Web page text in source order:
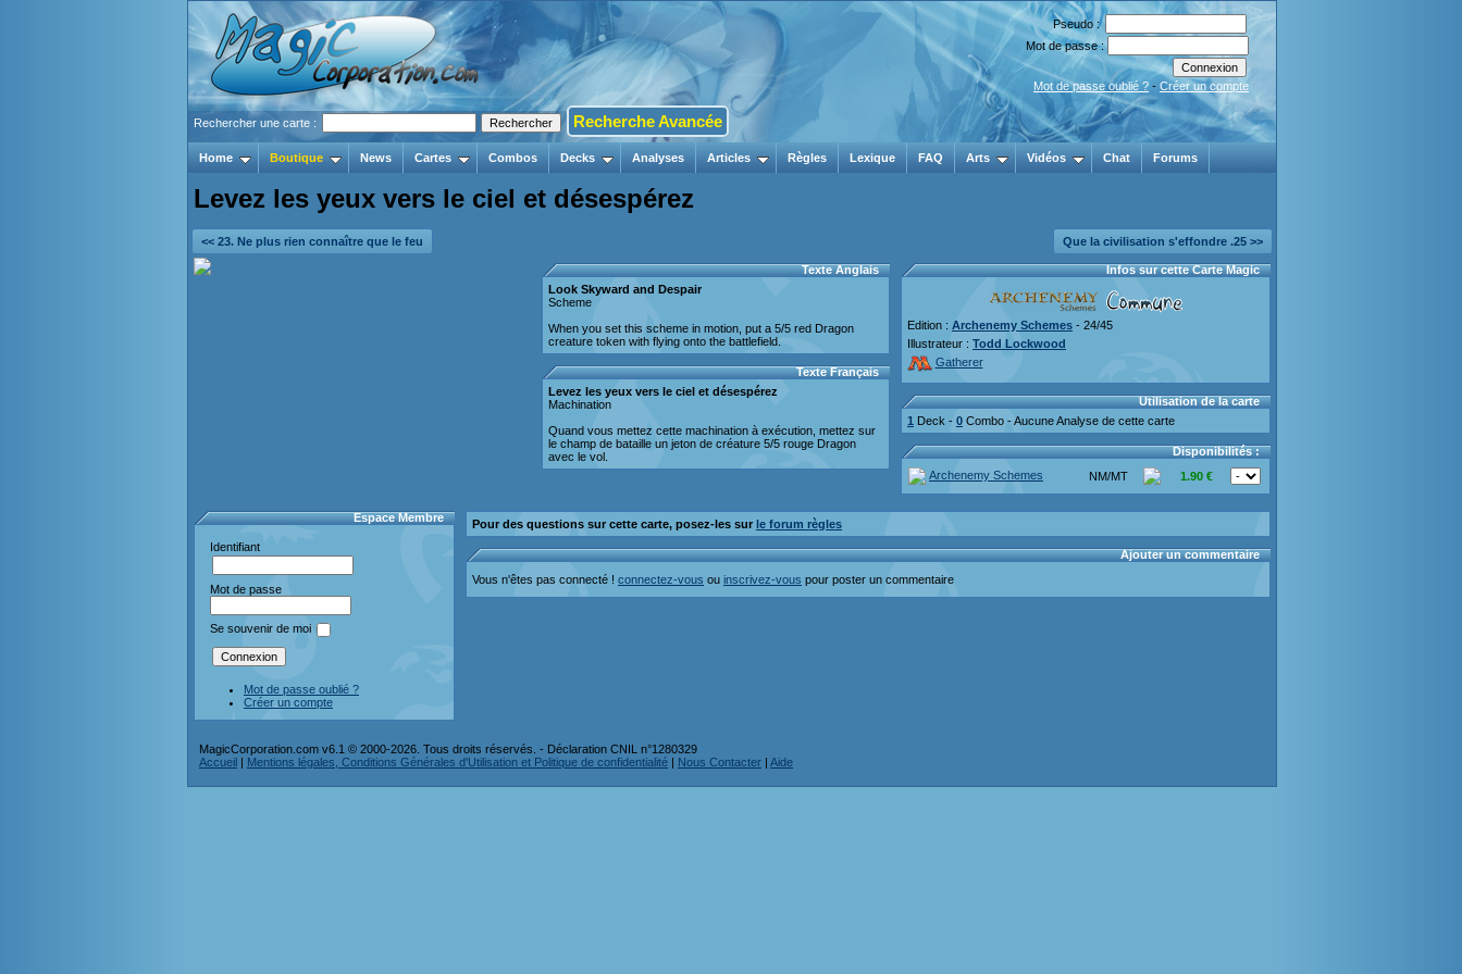
Pseudo :
Mot de passe :
Mot de passe oublié ? - Créer un compte
Rechercher une carte : Recherche Avancée
Home Boutique News Cartes Combos Decks Analyses Articles Règles Lexique FAQ Arts Vidéos Chat Forums
Levez les yeux vers le ciel et désespérez
<< 23. Ne plus rien connaître que le feu Que la civilisation s'effondre .25 >>
Texte Anglais
Look Skyward and Despair
Scheme
When you set this scheme in motion, put a 5/5 red Dragon
creature token with flying onto the battlefield.
Texte Français
Levez les yeux vers le ciel et désespérez
Machination
Quand vous mettez cette machination à exécution, mettez sur
le champ de bataille un jeton de créature 5/5 rouge Dragon
avec le vol.
Infos sur cette Carte Magic
Edition : Archenemy Schemes - 24/45
Illustrateur : Todd Lockwood
Gatherer
Utilisation de la carte
1 Deck - 0 Combo - Aucune Analyse de cette carte
Disponibilités :
Archenemy Schemes
NM/MT 1.90 €
Espace Membre
Identifiant
Mot de passe
Se souvenir de moi
Mot de passe oublié ?
Créer un compte
Pour des questions sur cette carte, posez-les sur le forum règles
Ajouter un commentaire
Vous n'êtes pas connecté ! connectez-vous ou inscrivez-vous pour poster un commentaire
MagicCorporation.com v6.1 © 2000-2026. Tous droits réservés. - Déclaration CNIL n°1280329
Accueil | Mentions légales, Conditions Générales d'Utilisation et Politique de confidentialité | Nous Contacter | Aide